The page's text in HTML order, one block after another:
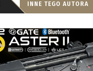
INNE TEGO AUTORA